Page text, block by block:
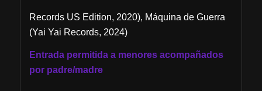
Records US Edition, 2020), Máquina de Guerra
(Yai Yai Records, 2024)
Entrada permitida a menores acompañados
por padre/madre